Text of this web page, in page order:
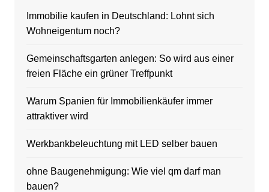
Immobilie kaufen in Deutschland: Lohnt sich
Wohneigentum noch?
Gemeinschaftsgarten anlegen: So wird aus einer
freien Fläche ein grüner Treffpunkt
Warum Spanien für Immobilienkäufer immer
attraktiver wird
Werkbankbeleuchtung mit LED selber bauen
ohne Baugenehmigung: Wie viel qm darf man
bauen?